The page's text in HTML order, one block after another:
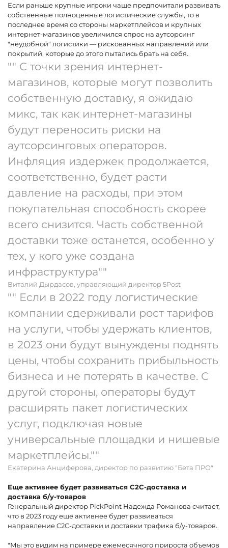
Если раньше крупные игроки чаще предпочитали развивать
собственные полноценные логистические службы, то в
последнее время со стороны маркетплейсов и крупных
интернет-магазинов увеличился спрос на аутсорсинг
"неудобной" логистики — рискованных направлений или
покрытий, которые до этого пытались брать на себя.
"" С точки зрения интернет-
магазинов, которые могут позволить
собственную доставку, я ожидаю
микс, так как интернет-магазины
будут переносить риски на
аутсорсинговых операторов.
Инфляция издержек продолжается,
соответственно, будет расти
давление на расходы, при этом
покупательная способность скорее
всего снизится. Часть собственной
доставки тоже останется, особенно у
тех, у кого уже создана
инфраструктура""
Виталий Дырдасов, управляющий директор 5Post
"" Если в 2022 году логистические
компании сдерживали рост тарифов
на услуги, чтобы удержать клиентов,
в 2023 они будут вынуждены поднять
цены, чтобы сохранить прибыльность
бизнеса и не потерять в качестве. С
другой стороны, операторы будут
расширять пакет логистических
услуг, подключая новые
универсальные площадки и нишевые
маркетплейсы.""
Екатерина Анциферова, директор по развитию "Бета ПРО"
Еще активнее будет развиваться C2C-доставка и
доставка б/у-товаров
Генеральный директор PickPoint Надежда Романова считает,
что в 2023 году еще активнее будет развиваться
направление C2C-доставки и доставки трафика б/у-товаров.
"Мы это видим на примере ежемесячного прироста объемов